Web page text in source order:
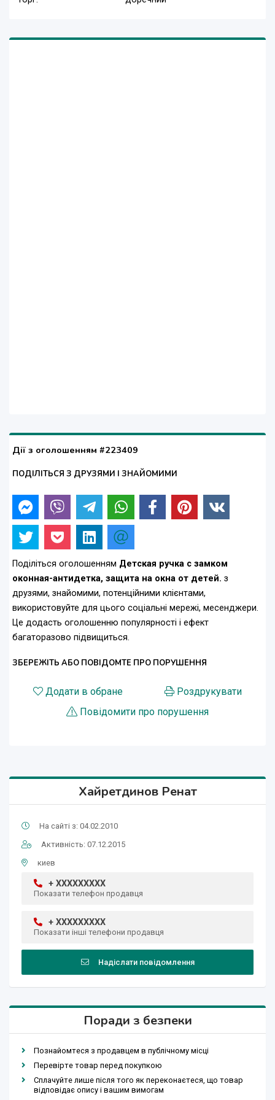
Дії з оголошенням #223409
ПОДІЛІТЬСЯ З ДРУЗЯМИ І ЗНАЙОМИМИ
Поділіться оголошенням Детская ручка с замком
оконная-антидетка, защита на окна от детей. з
друзями, знайомими, потенційними клієнтами,
використовуйте для цього соціальні мережі, месенджери.
Це додасть оголошенню популярності і ефект
багаторазово підвищиться.
ЗБЕРЕЖІТЬ АБО ПОВІДОМТЕ ПРО ПОРУШЕННЯ
Додати в обране
Роздрукувати
Повідомити про порушення
Хайретдинов Ренат
На сайті з: 04.02.2010
Активність: 07.12.2015
киев
+ XXXXXXXXX
Показати телефон продавця
+ XXXXXXXXX
Показати інші телефони продавця
Надіслати повідомлення
Поради з безпеки
Познайомтеся з продавцем в публічному місці
Перевірте товар перед покупкою
Сплачуйте лише після того як переконаєтеся, що товар
відповідає опису і вашим вимогам